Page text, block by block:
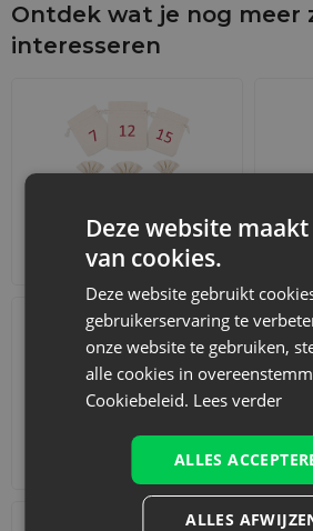
Ontdek wat je nog meer
interesseren
Adventskalenders
Accessoires en decoraties
Deze website
van cookies.
Deze website gebruikt
gebruikerservaring te
onze website te gebruiken,
alle cookies in
Cookiebeleid. Lees verder
ALLES
ALLES